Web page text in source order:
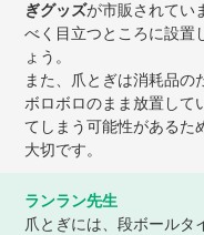
ぎグッズが市販されてい
べく目立つところに設置
ょう。
また、爪とぎは消耗品の
ボロボロのまま放置して
てしまう可能性があるた
大切です。
ランラン先生
爪とぎには、段ボールタ